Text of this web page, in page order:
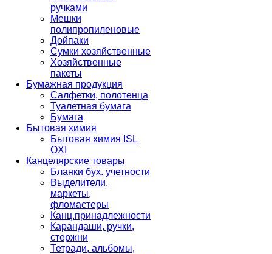
ручками
Мешки
полипропиленовые
Дойпаки
Сумки хозяйственные
Хозяйственные
пакеты
Бумажная продукция
Салфетки, полотенца
Туалетная бумага
Бумага
Бытовая химия
Бытовая химия ISL
OXI
Канцелярские товары
Бланки бух. учетности
Выделители,
маркеты,
фломастеры
Канц.принадлежности
Карандаши, ручки,
стержни
Тетради, альбомы,